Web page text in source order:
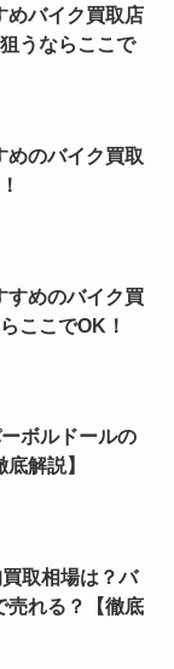
めバイク買取店
うならここで
めのバイク買取
すめのバイク買
ここでOK！
ボルドールの
解説】
取相場は？バ
売れる？【徹底